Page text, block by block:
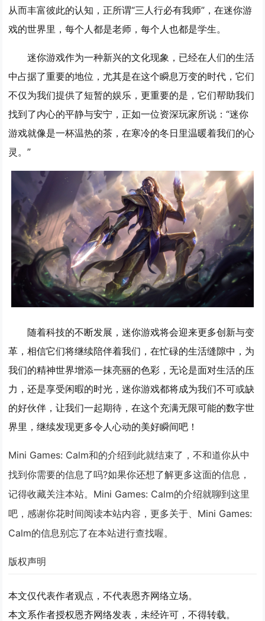
从而丰富彼此的认知，正所谓“三人行必有我师”，在迷你游
戏的世界里，每个人都是老师，每个人也都是学生。
迷你游戏作为一种新兴的文化现象，已经在人们的生活
中占据了重要的地位，尤其是在这个瞬息万变的时代，它们
不仅为我们提供了短暂的娱乐，更重要的是，它们帮助我们
找到了内心的平静与安宁，正如一位资深玩家所说：“迷你
游戏就像是一杯温热的茶，在寒冷的冬日里温暖着我们的心
灵。”
随着科技的不断发展，迷你游戏将会迎来更多创新与变
革，相信它们将继续陪伴着我们，在忙碌的生活缝隙中，为
我们的精神世界增添一抹亮丽的色彩，无论是面对生活的压
力，还是享受闲暇的时光，迷你游戏都将成为我们不可或缺
的好伙伴，让我们一起期待，在这个充满无限可能的数字世
界里，继续发现更多令人心动的美好瞬间吧！
Mini Games: Calm和的介绍到此就结束了，不和道你从中
找到你需要的信息了吗?如果你还想了解更多这面的信息，
记得收藏关注本站。Mini Games: Calm的介绍就聊到这里
吧，感谢你花时间阅读本站内容，更多关于、Mini Games:
Calm的信息别忘了在本站进行查找喔。
版权声明
本文仅代表作者观点，不代表恩齐网络立场。
本文系作者授权恩齐网络发表，未经许可，不得转载。